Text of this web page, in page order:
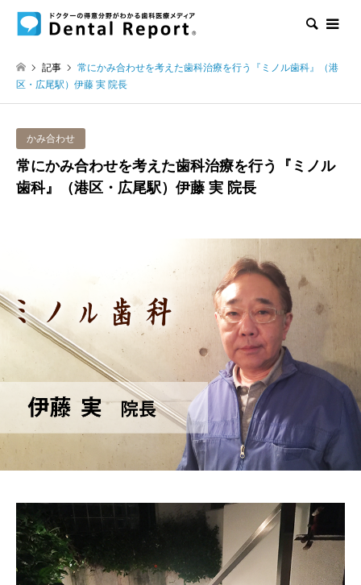
検索
記事
常にかみ合わせを考えた歯科治療を行う『ミノル歯科』（港
区・広尾駅）伊藤 実 院長
かみ合わせ
常にかみ合わせを考えた歯科治療を行う『ミノル
歯科』（港区・広尾駅）伊藤 実 院長